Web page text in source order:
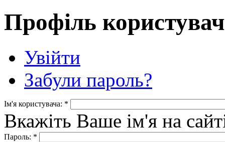
Профіль
Увійти
Забули пароль?
Ім'я користувача: *
Вкажіть Ваше ім'я на
Пароль: *